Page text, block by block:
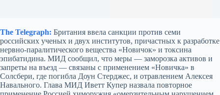
The Telegraph: Британия ввела санкции против семи
российских ученых и двух институтов, причастных к разработке
нервно‑паралитического вещества «Новичок» и токсина
эпибатидина. МИД сообщил, что меры — заморозка активов и
запреты на въезд — связаны с применением «Новичка» в
Солсбери, где погибла Доун Стерджес, и отравлением Алексея
Навального. Глава МИД Иветт Купер назвала повторное